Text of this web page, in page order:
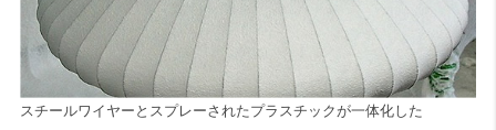
スチールワイヤーとスプレーされたプラスチックが一体化した